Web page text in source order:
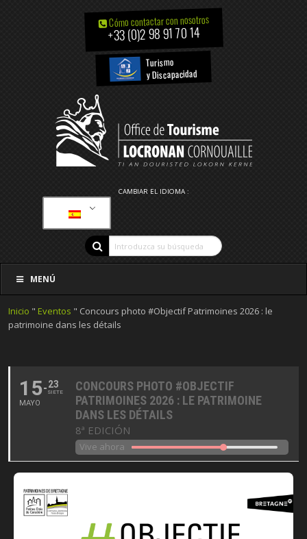
Cómo contactar con nosotros
+33 (0)2 98 91 70 14
Turismo
y Discapacidad
CAMBIAR EL IDIOMA :
MENÚ
Inicio " Eventos " Concours photo #Objectif Patrimoines 2026 : le
patrimoine dans les détails
15
MAYO
23
SIETE
CONCOURS PHOTO #OBJECTIF
PATRIMOINES 2026 : LE PATRIMOINE
DANS LES DÉTAILS
8ª EDICIÓN
Vive ahora